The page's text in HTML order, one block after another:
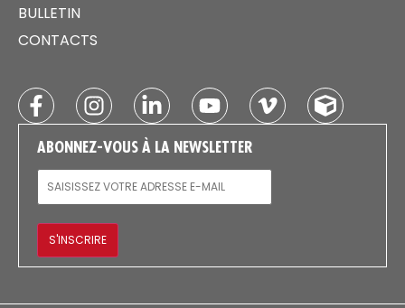
BULLETIN
CONTACTS
ABONNEZ-VOUS À LA NEWSLETTER
E-MAIL
S'INSCRIRE